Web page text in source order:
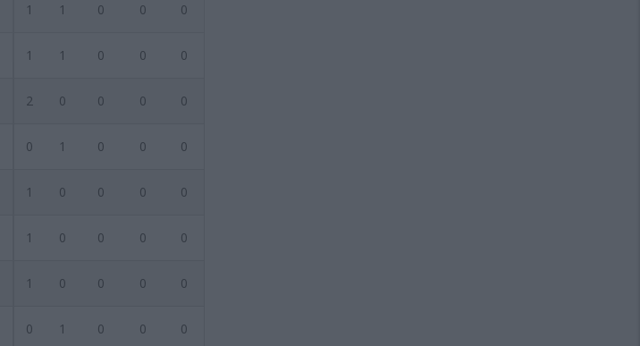
1 1 0 0 0
1 1 0 0 0
2 0 0 0 0
0 1 0 0 0
1 0 0 0 0
1 0 0 0 0
1 0 0 0 0
0 1 0 0 0